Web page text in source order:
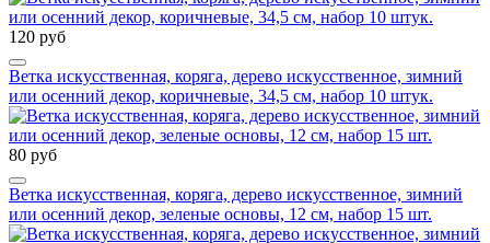
120 руб
Ветка искусственная, коряга, дерево искусственное, зимний
или осенний декор, коричневые, 34,5 см, набор 10 штук.
80 руб
Ветка искусственная, коряга, дерево искусственное, зимний
или осенний декор, зеленые основы, 12 см, набор 15 шт.